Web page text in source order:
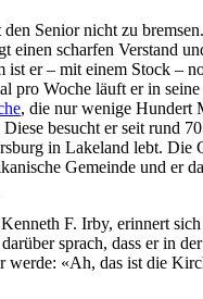
Senior nicht zu
einen scharfen Verstand
ist er – mit einem Stock –
pro Woche läuft er in
, die nur wenige Hundert
besucht er seit rund
in Lakeland lebt. Die
Gemeinde und er
F. Irby, erinnert
sprach, dass er in
werde: «Ah, das ist die